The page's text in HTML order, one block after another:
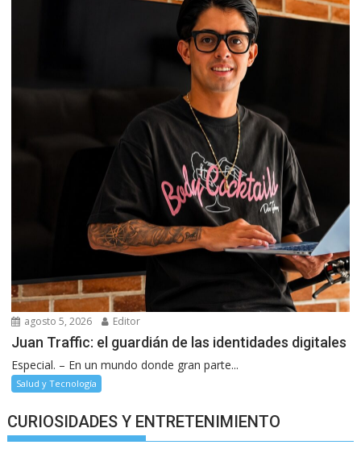
agosto 5, 2026 Editor
Juan Traffic: el guardián de las identidades digitales
Especial. – En un mundo donde gran parte...
Salud y Tecnología
CURIOSIDADES Y ENTRETENIMIENTO